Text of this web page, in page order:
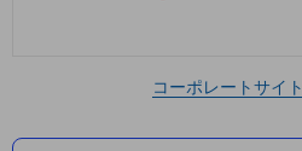
コーポレートサイト